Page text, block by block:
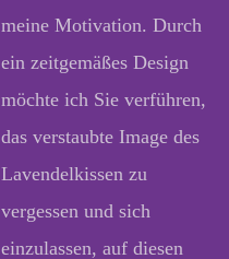
meine Motivation. Durch
ein zeitgemäßes Design
möchte ich Sie verführen,
das verstaubte Image des
Lavendelkissen zu
vergessen und sich
einzulassen, auf diesen